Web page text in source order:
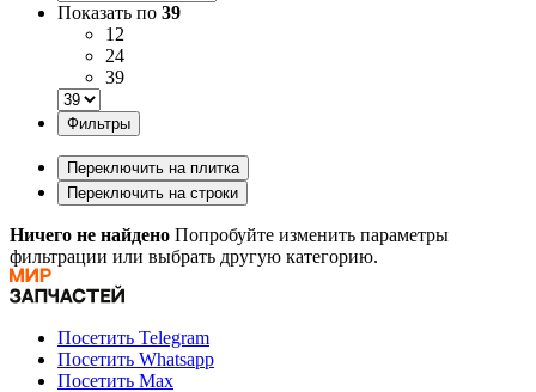
Показать по 39
12
24
39
Фильтры
Переключить на плитка
Переключить на строки
Ничего не найдено Попробуйте изменить параметры
фильтрации или выбрать другую категорию.
Посетить Telegram
Посетить Whatsapp
Посетить Max